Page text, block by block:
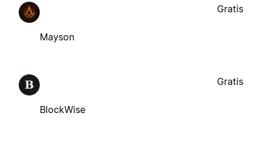
Mayson
Gratis
BlockWise
Gratis